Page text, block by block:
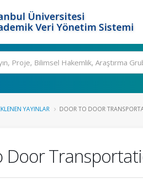
Üniversitesi
Veri Yönetim Sistemi
YAYINLAR DOOR TO DOOR
Door